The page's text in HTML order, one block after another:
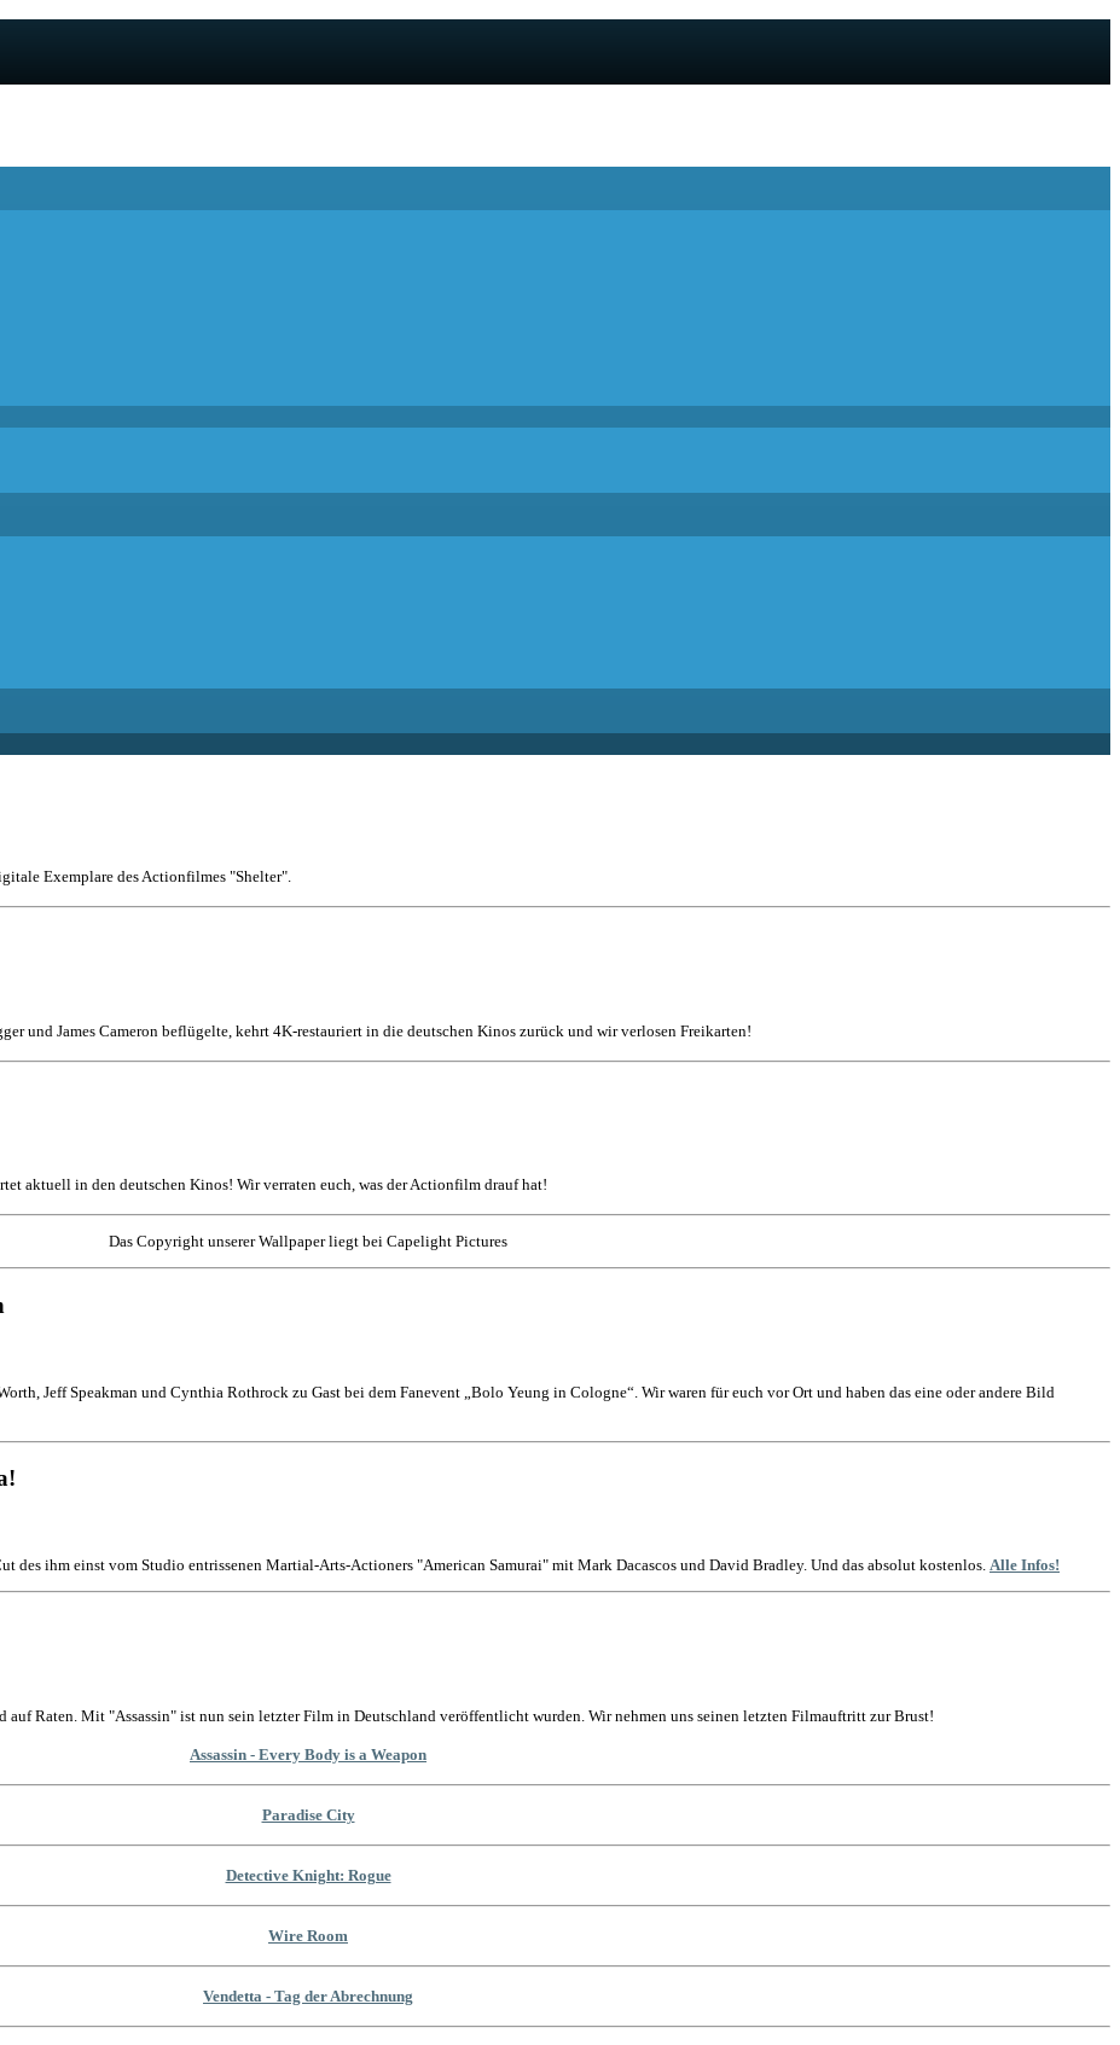
Exemplare des Actionfilmes "Shelter".
und James Cameron beflügelte, kehrt 4K-restauriert in die deutschen Kinos zurück und wir verlosen Freikarten!
aktuell in den deutschen Kinos! Wir verraten euch, was der Actionfilm drauf hat!
Das Copyright unserer Wallpaper liegt bei Capelight Pictures
Jeff Speakman und Cynthia Rothrock zu Gast bei dem Fanevent „Bolo Yeung in Cologne“. Wir waren für euch vor Ort und haben das eine oder andere Bild
des ihm einst vom Studio entrissenen Martial-Arts-Actioners "American Samurai" mit Mark Dacascos und David Bradley. Und das absolut kostenlos. Alle Infos!
auf Raten. Mit "Assassin" ist nun sein letzter Film in Deutschland veröffentlicht wurden. Wir nehmen uns seinen letzten Filmauftritt zur Brust!
Assassin - Every Body is a Weapon
Paradise City
Detective Knight: Rogue
Wire Room
Vendetta - Tag der Abrechnung